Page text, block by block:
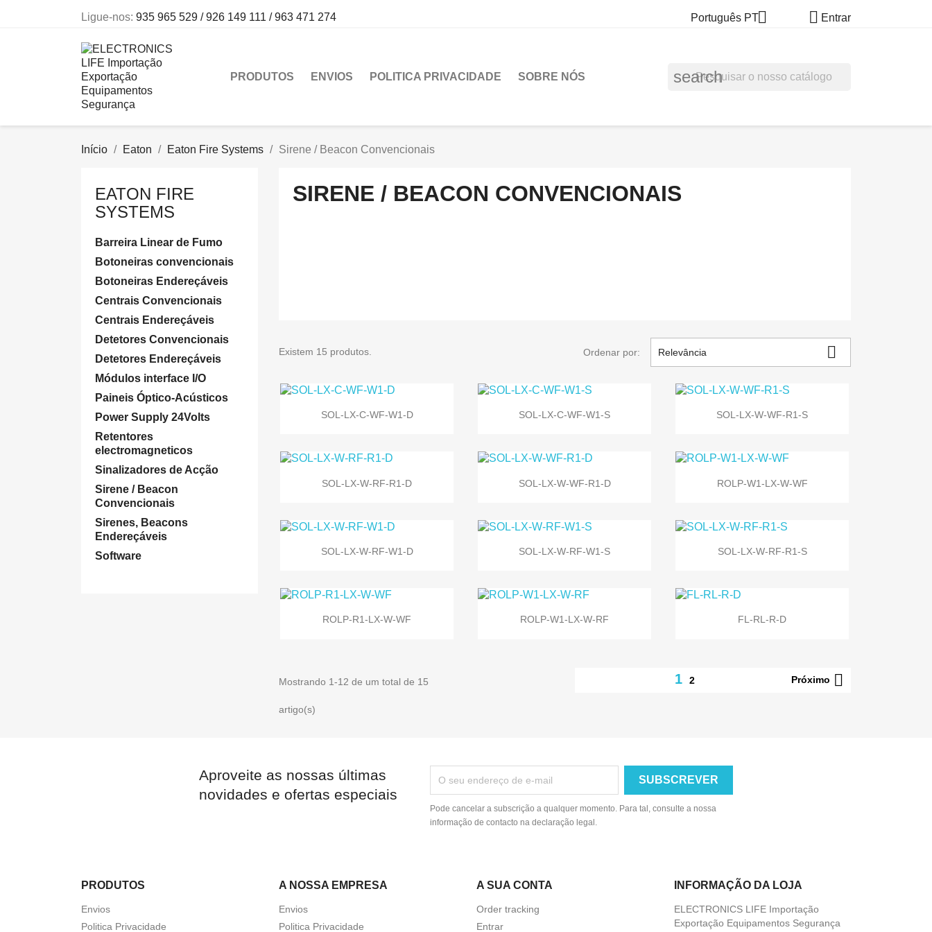
Ligue-nos: 935 965 529 / 926 149 111 / 963 471 274 Português PT  Entrar
PRODUTOS ENVIOS POLITICA PRIVACIDADE SOBRE NÓS search
Início Eaton Eaton Fire Systems Sirene / Beacon Convencionais
EATON FIRE
SYSTEMS
Barreira Linear de Fumo
Botoneiras convencionais
Botoneiras Endereçáveis
Centrais Convencionais
Centrais Endereçáveis
Detetores Convencionais
Detetores Endereçáveis
Módulos interface I/O
Paineis Óptico-Acústicos
Power Supply 24Volts
Retentores
electromagneticos
Sinalizadores de Acção
Sirene / Beacon
Convencionais
Sirenes, Beacons
Endereçáveis
Software
SIRENE / BEACON CONVENCIONAIS
Existem 15 produtos. Ordenar por: Relevância 
 Vista rápida
SOL-LX-C-WF-W1-D  Vista rápida
SOL-LX-C-WF-W1-S  Vista rápida
SOL-LX-W-WF-R1-S
 Vista rápida
SOL-LX-W-RF-R1-D  Vista rápida
SOL-LX-W-WF-R1-D  Vista rápida
ROLP-W1-LX-W-WF
 Vista rápida
SOL-LX-W-RF-W1-D  Vista rápida
SOL-LX-W-RF-W1-S  Vista rápida
SOL-LX-W-RF-R1-S
 Vista rápida
ROLP-R1-LX-W-WF  Vista rápida
ROLP-W1-LX-W-RF Vista rápida
FL-RL-R-D
Mostrando 1-12 de um total de 15
artigo(s)
1 2 Próximo 
Aproveite as nossas últimas
novidades e ofertas especiais
Pode cancelar a subscrição a qualquer momento. Para tal, consulte a nossa
informação de contacto na declaração legal.
PRODUTOS
Envios
Politica Privacidade
A NOSSA EMPRESA
Envios
Politica Privacidade
A SUA CONTA
Order tracking
Entrar
INFORMAÇÃO DA LOJA
ELECTRONICS LIFE Importação
Exportação Equipamentos Segurança